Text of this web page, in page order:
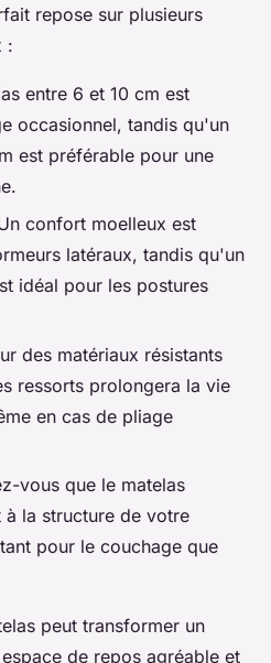
repose sur plusieurs
:
entre 6 et 10 cm est
occasionnel, tandis qu'un
est préférable pour une
confort moelleux est
latéraux, tandis qu'un
idéal pour les postures
des matériaux résistants
ressorts prolongera la vie
en cas de pliage
vous que le matelas
à la structure de votre
pour le couchage que
peut transformer un
de repos agréable et